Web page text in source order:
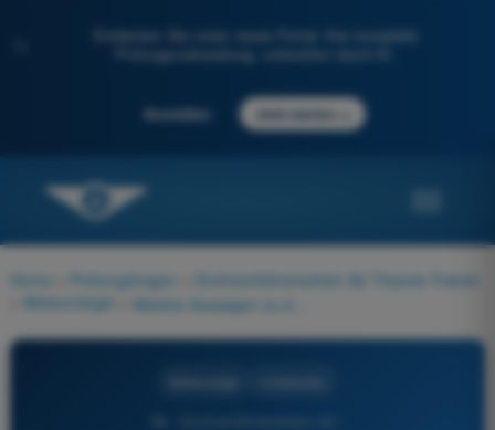
Entdecken Sie unser neues Portal: Ihre komplette
Prüfungsvorbereitung, unterstützt durch KI.
Anmelden Jetzt starten
Home Prüfungsfragen
Drohnenführerschein A2 Theorie-Trainer
Meteorologie